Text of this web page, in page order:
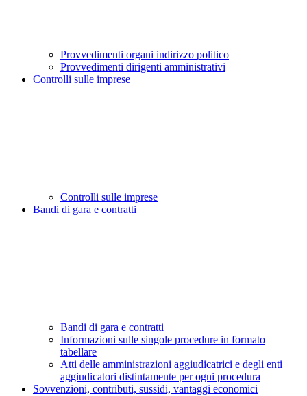
Provvedimenti organi indirizzo politico
Provvedimenti dirigenti amministrativi
Controlli sulle imprese
Controlli sulle imprese
Bandi di gara e contratti
Bandi di gara e contratti
Informazioni sulle singole procedure in formato
tabellare
Atti delle amministrazioni aggiudicatrici e degli enti
aggiudicatori distintamente per ogni procedura
Sovvenzioni, contributi, sussidi, vantaggi economici